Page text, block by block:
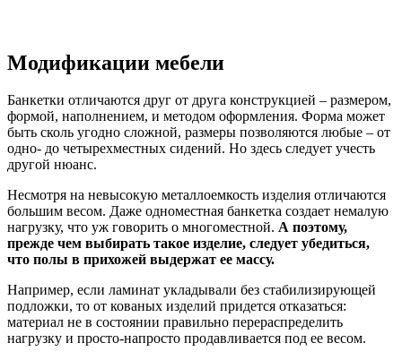
Модификации мебели
Банкетки отличаются друг от друга конструкцией – размером,
формой, наполнением, и методом оформления. Форма может
быть сколь угодно сложной, размеры позволяются любые – от
одно- до четырехместных сидений. Но здесь следует учесть
другой нюанс.
Несмотря на невысокую металлоемкость изделия отличаются
большим весом. Даже одноместная банкетка создает немалую
нагрузку, что уж говорить о многоместной. А поэтому,
прежде чем выбирать такое изделие, следует убедиться,
что полы в прихожей выдержат ее массу.
Например, если ламинат укладывали без стабилизирующей
подложки, то от кованых изделий придется отказаться:
материал не в состоянии правильно перераспределить
нагрузку и просто-напросто продавливается под ее весом.